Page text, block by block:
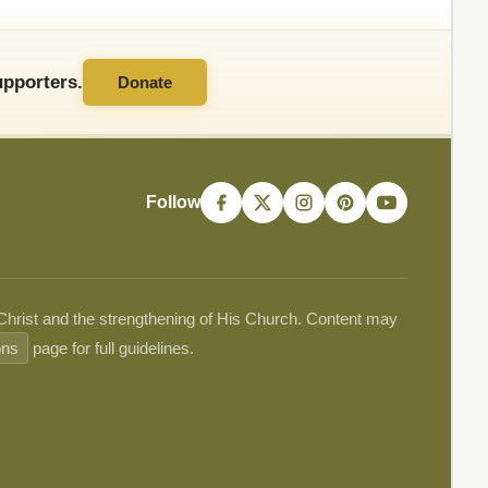
Donate
Follow
and the strengthening of His Church. Content may
page for full guidelines.